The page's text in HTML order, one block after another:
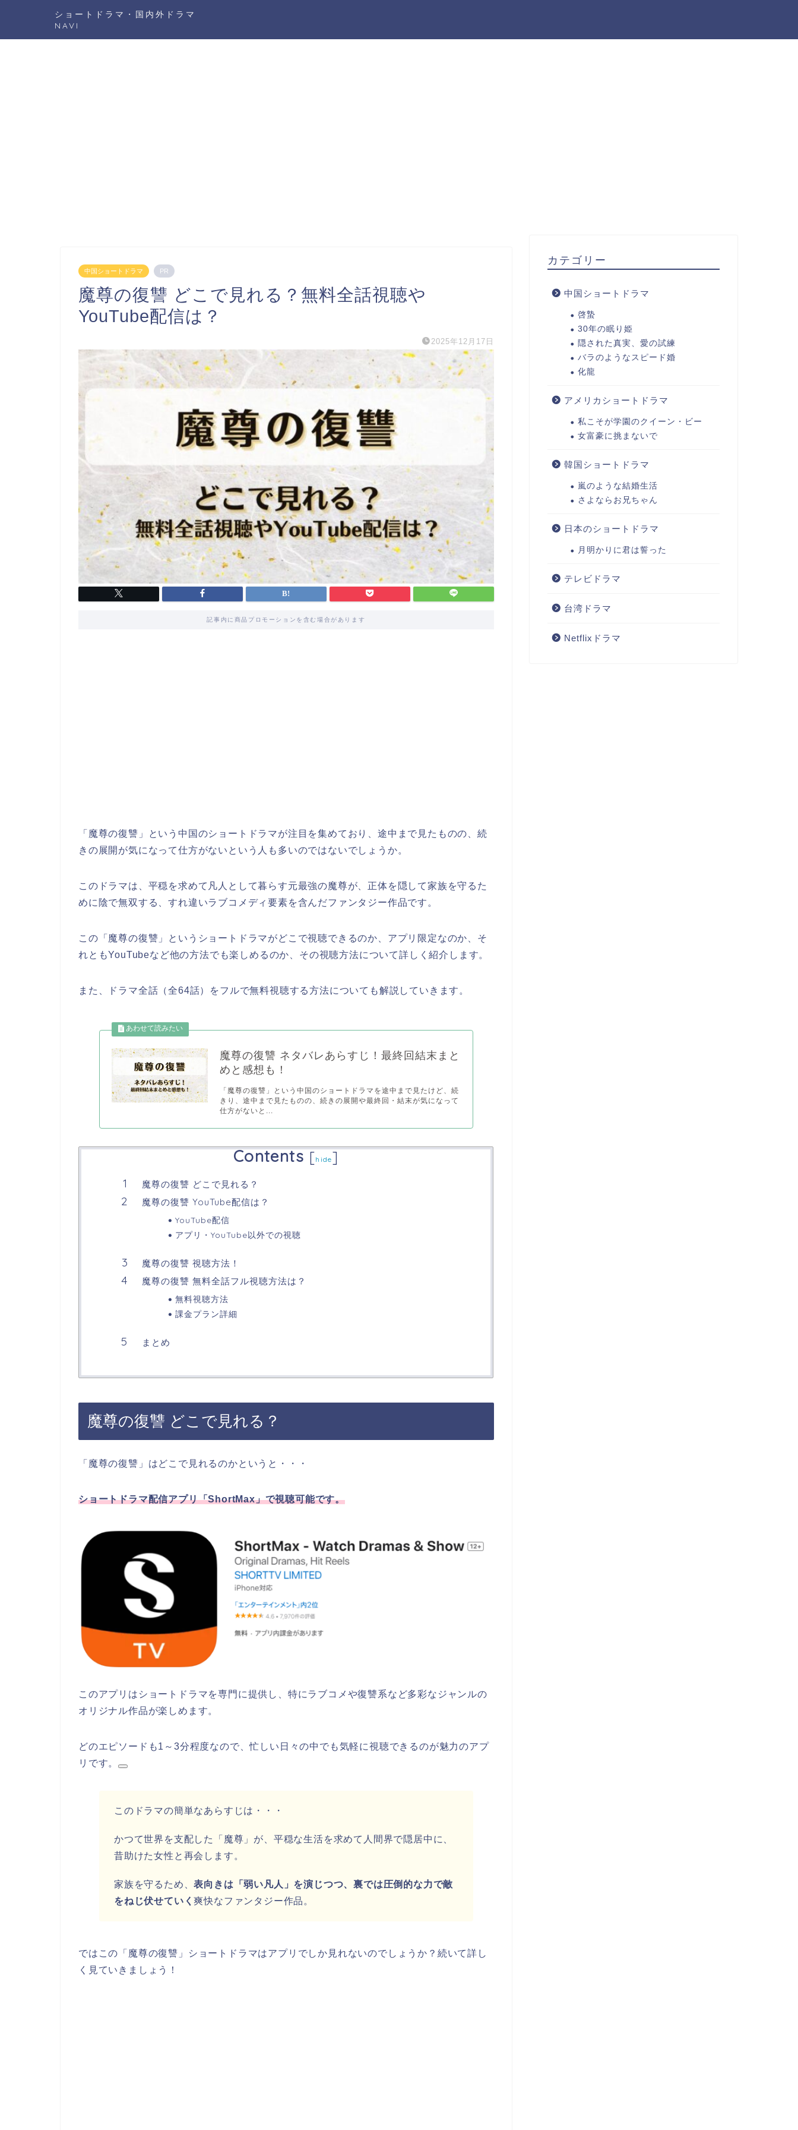
ショートドラマ・国内外ドラマ
NAVI
中国ショートドラマ PR
魔尊の復讐 どこで見れる？無料全話視聴や
YouTube配信は？
2025年12月17日
記事内に商品プロモーションを含む場合があります
「魔尊の復讐」という中国のショートドラマが注目を集めており、途中まで見たものの、続
きの展開が気になって仕方がないという人も多いのではないでしょうか。
このドラマは、平穏を求めて凡人として暮らす元最強の魔尊が、正体を隠して家族を守るた
めに陰で無双する、すれ違いラブコメディ要素を含んだファンタジー作品です。
この「魔尊の復讐」
というショートドラマがどこで視聴できるのか、アプリ限定なのか、そ
れともYouTubeなど他の方法でも楽しめるのか、その視聴方法について詳しく紹介します。
また、ドラマ全話（全64話）をフルで無料視聴する方法についても解説していきます。
魔尊の復讐 ネタバレあらすじ！最終回結末まと
めと感想も！
「魔尊の復讐」という中国のショートドラマを途中まで見たけど、続
きり、途中まで見たものの、続きの展開や最終回・結末が気になって
仕方がないと...
Contents [hide]
魔尊の復讐 どこで見れる？
魔尊の復讐 YouTube配信は？
YouTube配信
アプリ・YouTube以外での視聴
魔尊の復讐 視聴方法！
魔尊の復讐 無料全話フル視聴方法は？
無料視聴方法
課金プラン詳細
まとめ
魔尊の復讐 どこで見れる？
「魔尊の復讐」はどこで見れるのかというと・・・
ショートドラマ配信アプリ「ShortMax」で視聴可能です。
このアプリはショートドラマを専門に提供し、特にラブコメや復讐系など多彩なジャンルの
オリジナル作品が楽しめます。
どのエピソードも1～3分程度なので、忙しい日々の中でも気軽に視聴できるのが魅力のアプ
リです。
このドラマの簡単なあらすじは・・・
かつて世界を支配した「魔尊」が、平穏な生活を求めて人間界で隠居中に、
昔助けた女性と再会します。
家族を守るため、表向きは「弱い凡人」を演じつつ、裏では圧倒的な力で敵
をねじ伏せていく爽快なファンタジー作品。
ではこの「魔尊の復讐」ショートドラマはアプリでしか見れないのでしょうか？続いて詳し
く見ていきましょう！
カテゴリー
中国ショートドラマ
啓蟄
30年の眠り姫
隠された真実、愛の試練
バラのようなスピード婚
化龍
アメリカショートドラマ
私こそが学園のクイーン・ビー
女富豪に挑まないで
韓国ショートドラマ
嵐のような結婚生活
さよならお兄ちゃん
日本のショートドラマ
月明かりに君は誓った
テレビドラマ
台湾ドラマ
Netflixドラマ